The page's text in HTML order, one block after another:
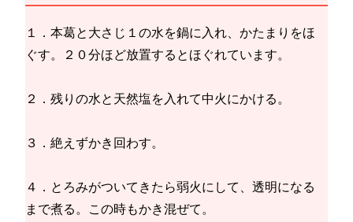
１．本葛と大さじ１の水を鍋に入れ、かたまりをほ
ぐす。２０分ほど放置するとほぐれています。
２．残りの水と天然塩を入れて中火にかける。
３．絶えずかき回わす。
４．とろみがついてきたら弱火にして、透明になる
まで煮る。この時もかき混ぜて。